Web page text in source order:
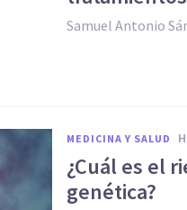
Samuel Antonio
MEDICINA Y SALUD
¿Cuál es el
genética?